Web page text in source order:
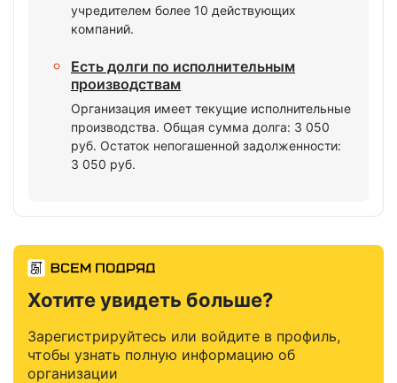
учредителем более 10 действующих
компаний.
Есть долги по исполнительным
производствам
Организация имеет текущие исполнительные
производства. Общая сумма долга: 3 050
руб. Остаток непогашенной задолженности:
3 050 руб.
Хотите увидеть больше?
Зарегистрируйтесь или войдите в профиль,
чтобы узнать полную информацию об
организации